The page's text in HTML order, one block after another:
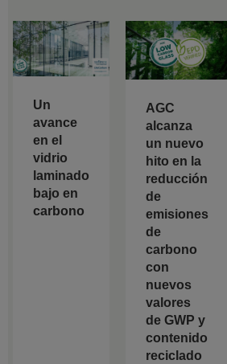
Un
avance
en el
vidrio
laminado
bajo en
carbono
AGC
alcanza
un nuevo
hito en la
reducción
de
emisiones
de
carbono
con
nuevos
valores
de GWP y
contenido
reciclado